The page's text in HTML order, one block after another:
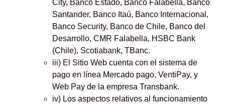
City, Banco Estado, Banco Falabella, Banco
Santander, Banco Itaú, Banco Internacional,
Banco Security, Banco de Chile, Banco del
Desarrollo, CMR Falabella, HSBC Bank
(Chile), Scotiabank, TBanc.
iii) El Sitio Web cuenta con el sistema de
pago en línea Mercado pago, VentiPay, y
Web Pay de la empresa Transbank.
iv) Los aspectos relativos al funcionamiento